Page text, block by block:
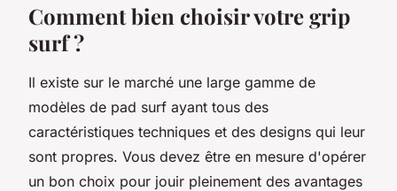
Comment bien choisir votre grip
surf ?
Il existe sur le marché une large gamme de
modèles de pad surf ayant tous des
caractéristiques techniques et des designs qui leur
sont propres. Vous devez être en mesure d'opérer
un bon choix pour jouir pleinement des avantages